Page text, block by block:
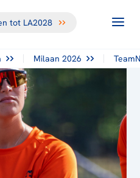
tot LA2028
Milaan 2026